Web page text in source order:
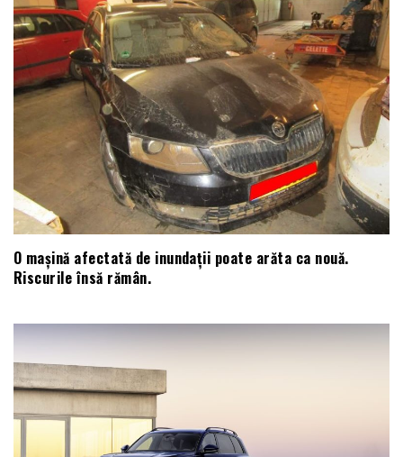
O mașină afectată de inundații poate arăta ca nouă.
Riscurile însă rămân.